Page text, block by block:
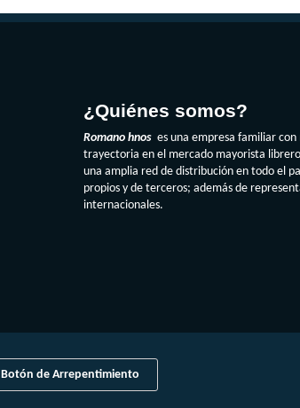
¿Quiénes somos?
Romano hnos es una empresa familiar con
trayectoria en el mercado mayorista
una amplia red de distribución en todo el
propios y de terceros; además de
internacionales.
Botón de Arrepentimiento